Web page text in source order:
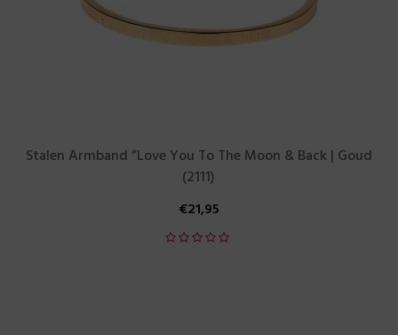
Stalen Armband ”Love You To The Moon & Back | Goud
(2111)
€21,95